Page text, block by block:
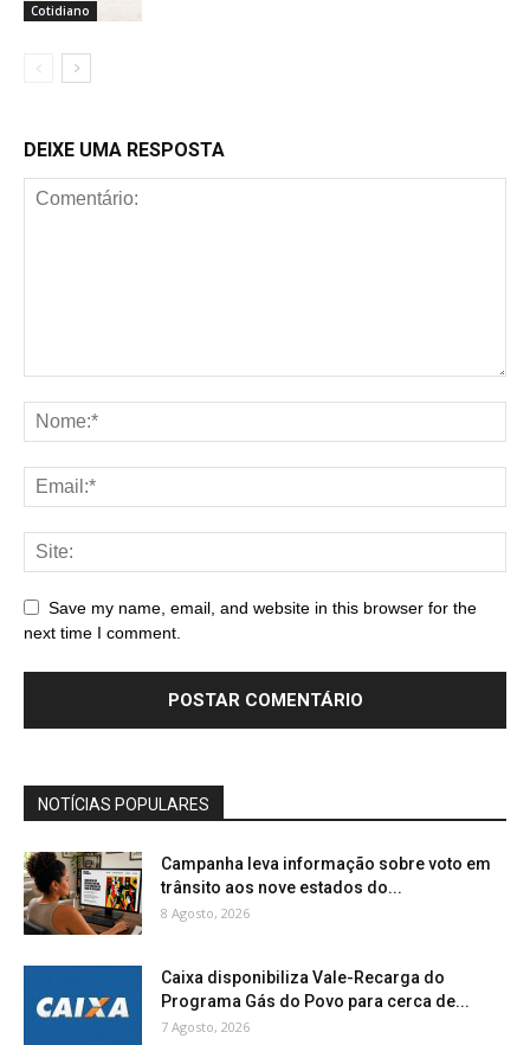
Cotidiano
DEIXE UMA RESPOSTA
Save my name, email, and website in this browser for the
next time I comment.
NOTÍCIAS POPULARES
Campanha leva informação sobre voto em
trânsito aos nove estados do...
8 Agosto, 2026
Caixa disponibiliza Vale-Recarga do
Programa Gás do Povo para cerca de...
7 Agosto, 2026